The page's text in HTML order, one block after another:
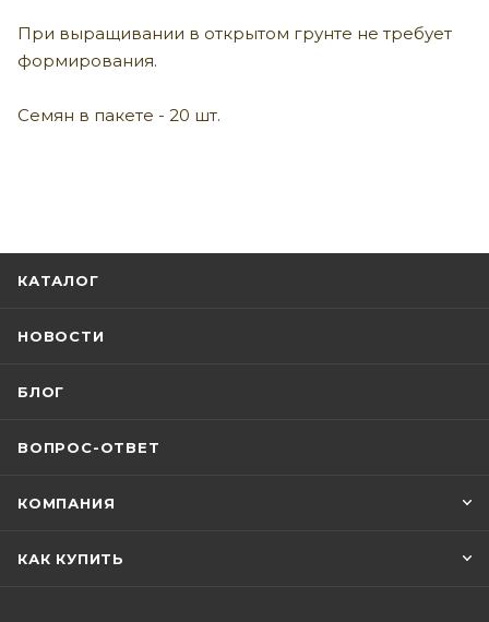
При выращивании в открытом грунте не требует
формирования.
Семян в пакете - 20 шт.
КАТАЛОГ
НОВОСТИ
БЛОГ
ВОПРОС-ОТВЕТ
КОМПАНИЯ
КАК КУПИТЬ